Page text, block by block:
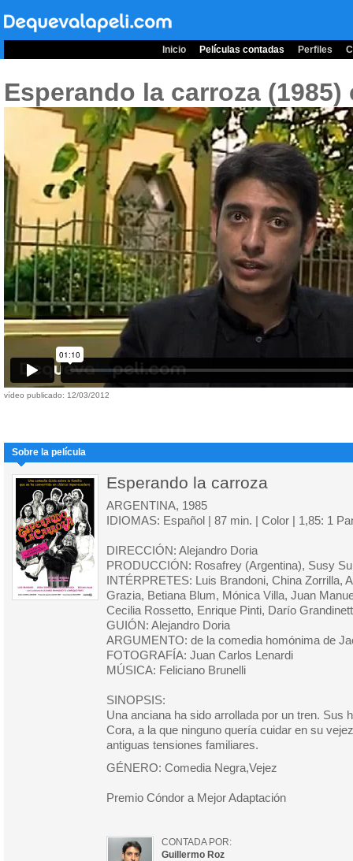
Inicio Películas contadas Perfiles
Esperando la carroza (1985)
vídeo publicado: 12/03/2012
Sobre la película
Esperando la carroza
ARGENTINA, 1985
IDIOMAS: Español | 87 min. | Color | 1,85: 1
DIRECCIÓN: Alejandro Doria
PRODUCCIÓN: Rosafrey (Argentina), Susy
INTÉRPRETES: Luis Brandoni, China Zorrilla,
Grazia, Betiana Blum, Mónica Villa, Juan
Cecilia Rossetto, Enrique Pinti, Darío
GUIÓN: Alejandro Doria
ARGUMENTO: de la comedia homónima de
FOTOGRAFÍA: Juan Carlos Lenardi
MÚSICA: Feliciano Brunelli
SINOPSIS:
Una anciana ha sido arrollada por un tren. Sus
Cora, a la que ninguno quería cuidar en su
antiguas tensiones familiares.
GÉNERO: Comedia Negra,Vejez
Premio Cóndor a Mejor Adaptación
CONTADA POR:
Guillermo Roz